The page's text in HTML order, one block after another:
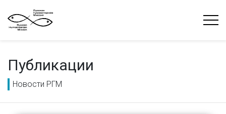
Публикации
Новости РГМ